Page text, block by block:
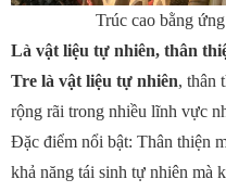
Trúc cao bằng
Là vật liệu tự nhiên, thân
Tre là vật liệu tự nhiên, thân
rộng rãi trong nhiều lĩnh vực
Đặc điểm nổi bật: Thân thiện
khả năng tái sinh tự nhiên mà